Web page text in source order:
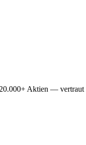
Aktien —